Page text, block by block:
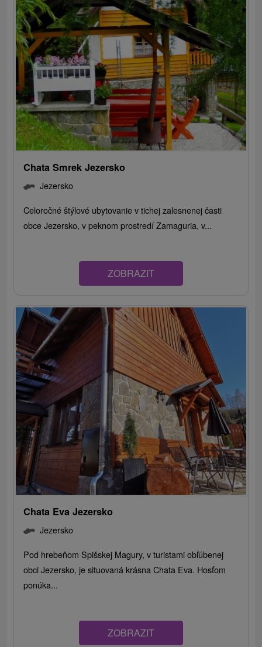
Chata Smrek Jezersko
Jezersko
Celoročné štýlové ubytovanie v tichej zalesnenej časti
obce Jezersko, v peknom prostredí Zamaguria, v...
ZOBRAZIT
Chata Eva Jezersko
Jezersko
Pod hrebeňom Spišskej Magury, v turistami obľúbenej
obci Jezersko, je situovaná krásna Chata Eva. Hosťom
ponúka...
ZOBRAZIT